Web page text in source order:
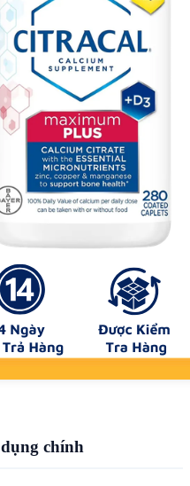
chính